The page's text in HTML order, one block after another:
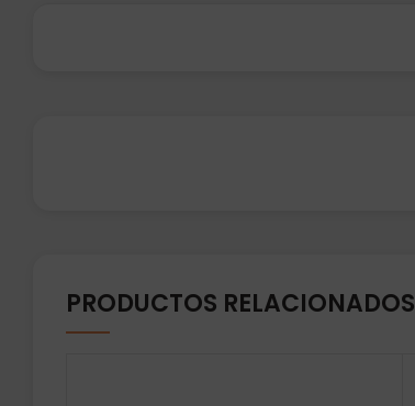
PRODUCTOS RELACIONADOS